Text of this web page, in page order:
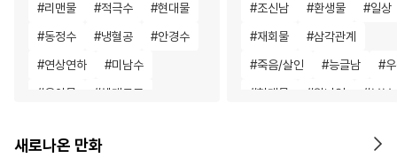
#리맨물 #적극수 #현대물
#동정수 #냉혈공 #안경수
#연상연하 #미남수
#육아물 #헤테로공
#인외존재
#조신남 #환생물 #일상
#재회물 #삼각관계
#죽음/살인 #능글남 #
#현대물 #원나잇 #부부
새로나온 만화